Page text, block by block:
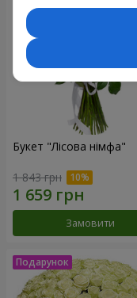
Букет "Лісова німфа"
1 843 грн
Замовити